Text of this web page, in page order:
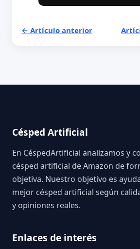
← Artículo anterior
Césped Artificial
En CéspedArtificial analizamos y
césped artificial de Amazon de
objetiva. Nuestro objetivo es
mejor césped artificial según
y opiniones reales.
Enlaces de interés